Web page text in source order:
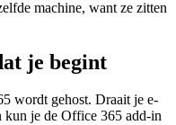
machine, want ze zitten
je begint
wordt gehost. Draait je e-
kun je de Office 365 add-in